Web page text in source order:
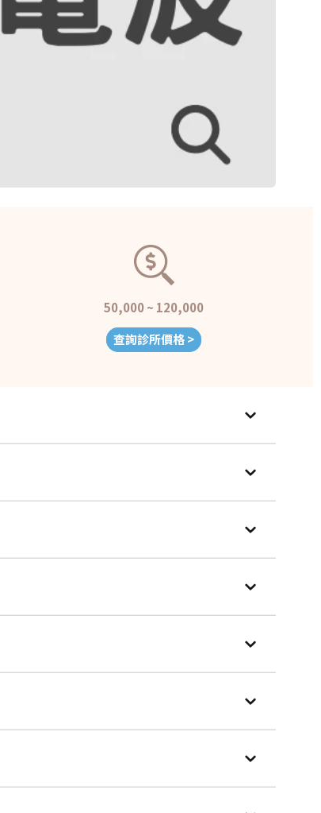
50,000 ~ 120,000
查詢診所價格 >